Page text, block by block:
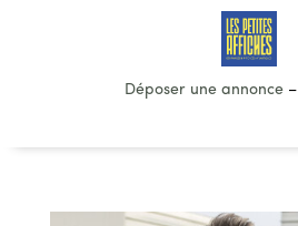
Déposer une annonce–